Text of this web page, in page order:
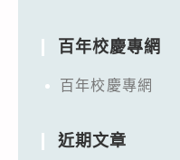
百年校慶專網
百年校慶專網
近期文章